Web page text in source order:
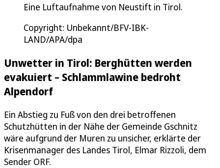
Eine Luftaufnahme von Neustift in Tirol.
Copyright: Unbekannt/BFV-IBK-
LAND/APA/dpa
Unwetter in Tirol: Berghütten werden
evakuiert – Schlammlawine bedroht
Alpendorf
Ein Abstieg zu Fuß von den drei betroffenen
Schutzhütten in der Nähe der Gemeinde Gschnitz
wäre aufgrund der Muren zu unsicher, erklärte der
Krisenmanager des Landes Tirol, Elmar Rizzoli, dem
Sender ORF.